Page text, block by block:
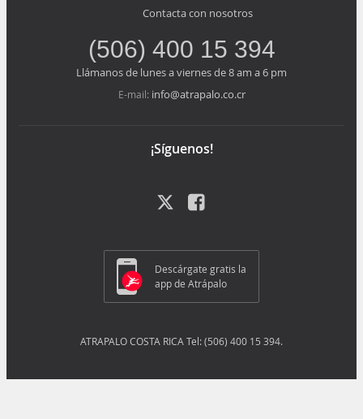
Contacta con nosotros
(506) 400 15 394
Llámanos de lunes a viernes de 8 am a 6 pm
E-mail: info@atrapalo.co.cr
¡Síguenos!
Descárgate gratis la
app de Atrápalo
ATRAPALO COSTA RICA Tel: (506) 400 15 394.